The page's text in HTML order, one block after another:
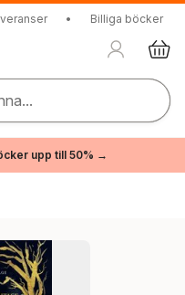
• Billiga böcker
upp till 50% →